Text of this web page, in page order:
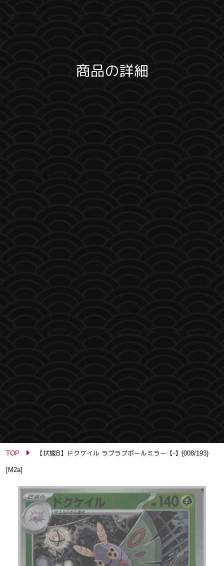
商品の詳細
TOP 【状態B】ドクケイル ラブラブボールミラー【-】{008/193}
[M2a]